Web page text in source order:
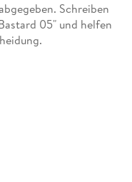
Schreiben
05" und helfen